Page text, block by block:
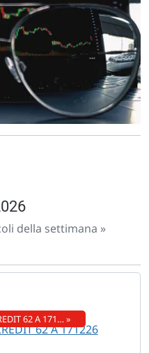
della settimana »
62 A 171… »